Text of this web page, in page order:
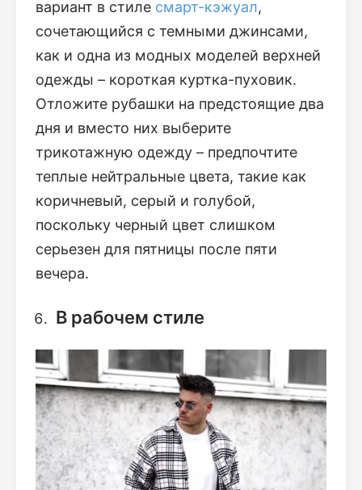
вариант в стиле смарт-кэжуал,
сочетающийся с темными джинсами,
как и одна из модных моделей верхней
одежды – короткая куртка-пуховик.
Отложите рубашки на предстоящие два
дня и вместо них выберите
трикотажную одежду – предпочтите
теплые нейтральные цвета, такие как
коричневый, серый и голубой,
поскольку черный цвет слишком
серьезен для пятницы после пяти
вечера.
В рабочем стиле